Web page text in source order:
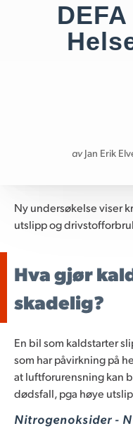
avJan Erik
Ny undersøkelse viser
utslipp og
Hva gjør
skadelig?
En bil som kaldstarter
som har påvirkning på
at luftforurensning kan
dødsfall, pga høye
Nitrogenoksider -